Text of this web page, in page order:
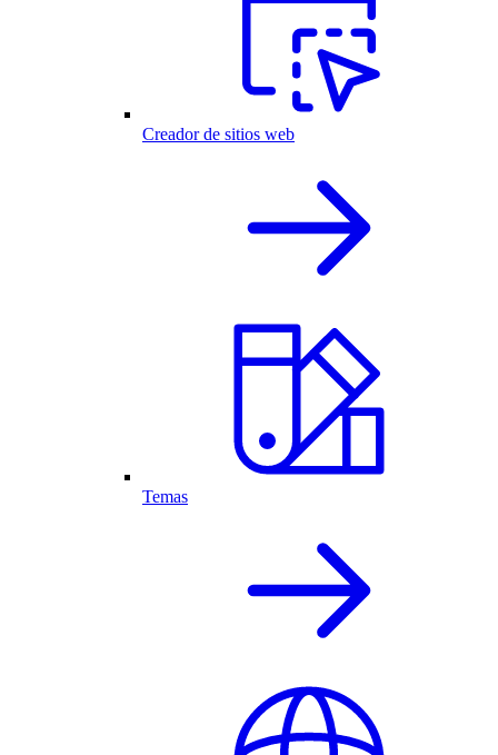
Creador de sitios web
Temas